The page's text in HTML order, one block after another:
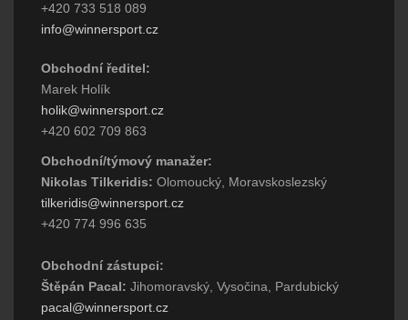
+420 733 518 089
info@winnersport.cz
Obchodní ředitel:
Marek Holík
holik@winnersport.cz
+420 602 709 863
Obchodní/týmový manažer:
Nikolas Tilkeridis: Olomoucký, Moravskoslezský
tilkeridis@winnersport.cz
+420 774 996 635
Obchodní zástupci:
Štěpán Pacal: Jihomoravský, Vysočina, Pardubický
pacal@winnersport.cz